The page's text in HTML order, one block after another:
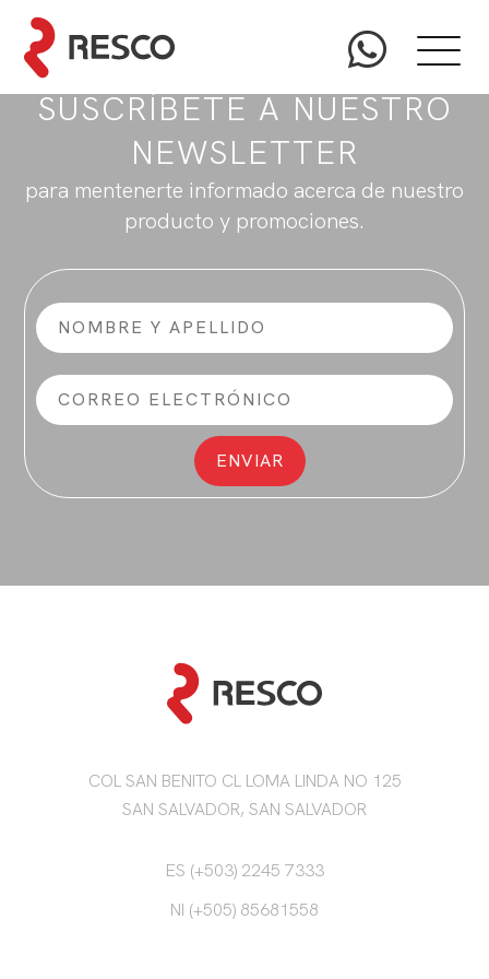
SUSCRÍBETE A NUESTRO
NEWSLETTER
para mentenerte informado acerca de nuestro
producto y promociones.
COL SAN BENITO CL LOMA LINDA NO 125
SAN SALVADOR, SAN SALVADOR
ES (+503) 2245 7333
NI (+505) 85681558